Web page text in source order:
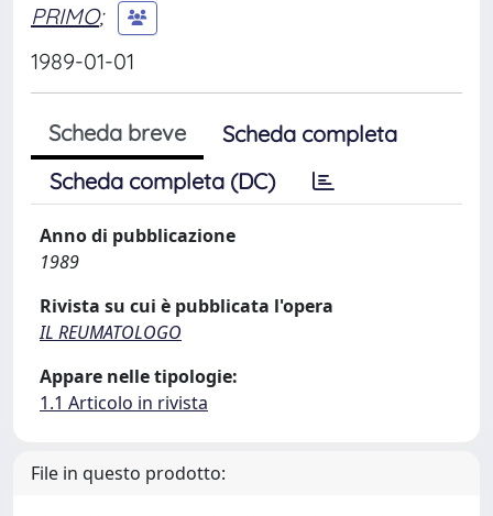
PRIMO;
1989-01-01
Scheda breve
Scheda completa
Scheda completa (DC)
Anno di pubblicazione
1989
Rivista su cui è pubblicata l'opera
IL REUMATOLOGO
Appare nelle tipologie:
1.1 Articolo in rivista
File in questo prodotto: